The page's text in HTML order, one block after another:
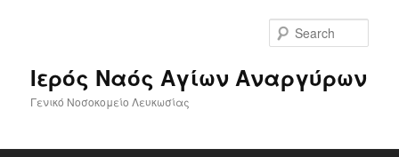
Ιερός Ναός Αγίων Αναργύρων
Γενικό Νοσοκομείο Λευκωσίας